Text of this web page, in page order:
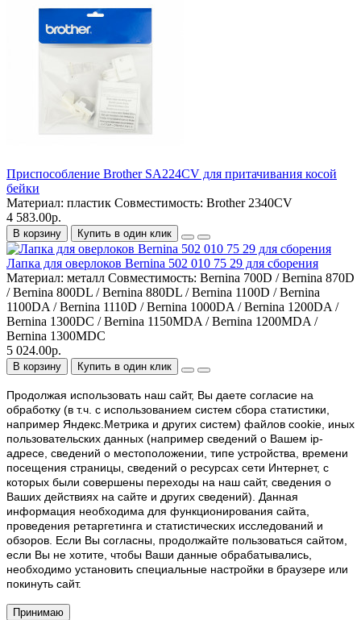
Приспособление Brother SA224CV для притачивания косой
бейки
Материал: пластик Совместимость: Brother 2340CV
4 583.00р.
В корзину Купить в один клик
Лапка для оверлоков Bernina 502 010 75 29 для сборения
Материал: металл Совместимость: Bernina 700D / Bernina 870D
/ Bernina 800DL / Bernina 880DL / Bernina 1100D / Bernina
1100DA / Bernina 1110D / Bernina 1000DA / Bernina 1200DA /
Bernina 1300DC / Bernina 1150MDA / Bernina 1200MDA /
Bernina 1300MDC
5 024.00р.
В корзину Купить в один клик
Продолжая использовать наш cайт, Вы даете согласие на
обработку (в т.ч. с использованием систем сбора статистики,
например Яндекс.Метрика и других систем) файлов cookie, иных
пользовательских данных (например сведений о Вашем ip-
адресе, сведений о местоположении, типе устройства, времени
посещения страницы, сведений о ресурсах сети Интернет, с
которых были совершены переходы на наш сайт, сведения о
Ваших действиях на сайте и других сведений). Данная
информация необходима для функционирования сайта,
проведения ретаргетинга и статистических исследований и
обзоров. Если Вы согласны, продолжайте пользоваться сайтом,
если Вы не хотите, чтобы Ваши данные обрабатывались,
необходимо установить специальные настройки в браузере или
покинуть сайт.
Принимаю